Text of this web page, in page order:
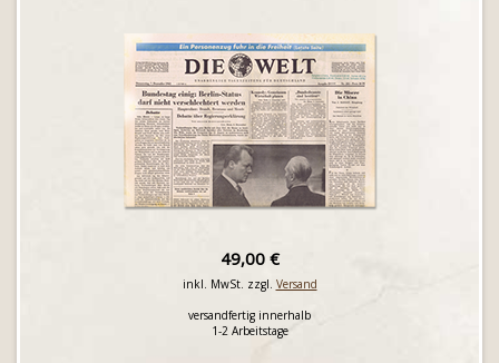
49,00 €
inkl. MwSt. zzgl. Versand
versandfertig innerhalb
1-2 Arbeitstage